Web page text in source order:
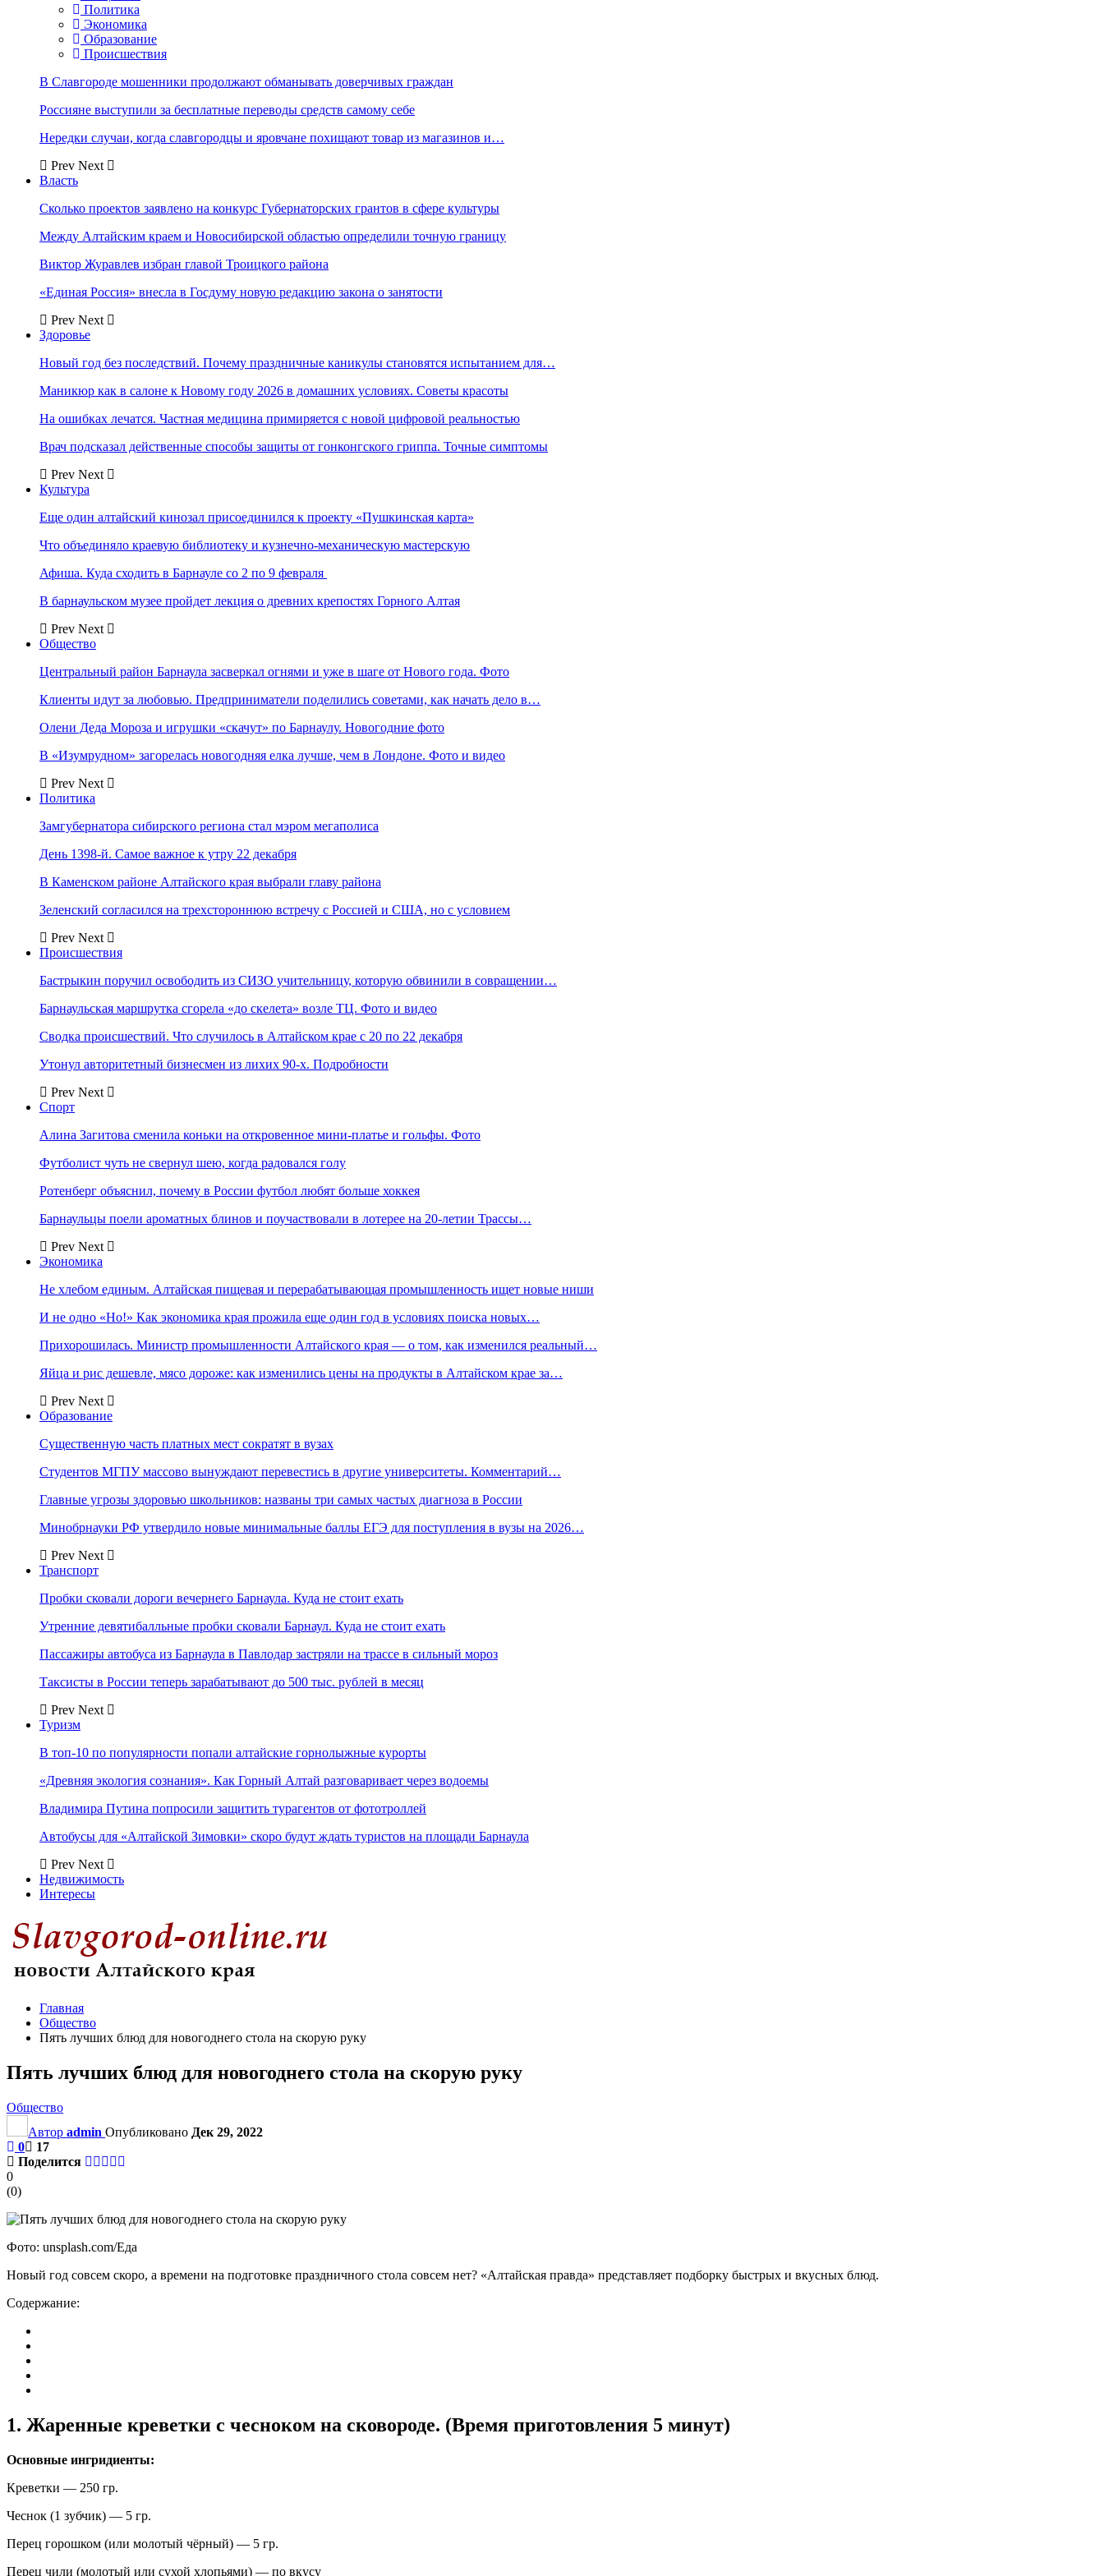
Политика
Экономика
Образование
Происшествия
В Славгороде мошенники продолжают обманывать доверчивых граждан
Россияне выступили за бесплатные переводы средств самому себе
Нередки случаи, когда славгородцы и яровчане похищают товар из магазинов и…
Prev Next
Власть
Сколько проектов заявлено на конкурс Губернаторских грантов в сфере культуры
Между Алтайским краем и Новосибирской областью определили точную границу
Виктор Журавлев избран главой Троицкого района
«Единая Россия» внесла в Госдуму новую редакцию закона о занятости
Prev Next
Здоровье
Новый год без последствий. Почему праздничные каникулы становятся испытанием для…
Маникюр как в салоне к Новому году 2026 в домашних условиях. Советы красоты
На ошибках лечатся. Частная медицина примиряется с новой цифровой реальностью
Врач подсказал действенные способы защиты от гонконгского гриппа. Точные симптомы
Prev Next
Культура
Еще один алтайский кинозал присоединился к проекту «Пушкинская карта»
Что объединяло краевую библиотеку и кузнечно-механическую мастерскую
Афиша. Куда сходить в Барнауле со 2 по 9 февраля
В барнаульском музее пройдет лекция о древних крепостях Горного Алтая
Prev Next
Общество
Центральный район Барнаула засверкал огнями и уже в шаге от Нового года. Фото
Клиенты идут за любовью. Предприниматели поделились советами, как начать дело в…
Олени Деда Мороза и игрушки «скачут» по Барнаулу. Новогодние фото
В «Изумрудном» загорелась новогодняя елка лучше, чем в Лондоне. Фото и видео
Prev Next
Политика
Замгубернатора сибирского региона стал мэром мегаполиса
День 1398-й. Самое важное к утру 22 декабря
В Каменском районе Алтайского края выбрали главу района
Зеленский согласился на трехстороннюю встречу с Россией и США, но с условием
Prev Next
Происшествия
Бастрыкин поручил освободить из СИЗО учительницу, которую обвинили в совращении…
Барнаульская маршрутка сгорела «до скелета» возле ТЦ. Фото и видео
Сводка происшествий. Что случилось в Алтайском крае с 20 по 22 декабря
Утонул авторитетный бизнесмен из лихих 90-х. Подробности
Prev Next
Спорт
Алина Загитова сменила коньки на откровенное мини-платье и гольфы. Фото
Футболист чуть не свернул шею, когда радовался голу
Ротенберг объяснил, почему в России футбол любят больше хоккея
Барнаульцы поели ароматных блинов и поучаствовали в лотерее на 20-летии Трассы…
Prev Next
Экономика
Не хлебом единым. Алтайская пищевая и перерабатывающая промышленность ищет новые ниши
И не одно «Но!» Как экономика края прожила еще один год в условиях поиска новых…
Прихорошилась. Министр промышленности Алтайского края — о том, как изменился реальный…
Яйца и рис дешевле, мясо дороже: как изменились цены на продукты в Алтайском крае за…
Prev Next
Образование
Существенную часть платных мест сократят в вузах
Студентов МГПУ массово вынуждают перевестись в другие университеты. Комментарий…
Главные угрозы здоровью школьников: названы три самых частых диагноза в России
Минобрнауки РФ утвердило новые минимальные баллы ЕГЭ для поступления в вузы на 2026…
Prev Next
Транспорт
Пробки сковали дороги вечернего Барнаула. Куда не стоит ехать
Утренние девятибалльные пробки сковали Барнаул. Куда не стоит ехать
Пассажиры автобуса из Барнаула в Павлодар застряли на трассе в сильный мороз
Таксисты в России теперь зарабатывают до 500 тыс. рублей в месяц
Prev Next
Туризм
В топ-10 по популярности попали алтайские горнолыжные курорты
«Древняя экология сознания». Как Горный Алтай разговаривает через водоемы
Владимира Путина попросили защитить турагентов от фототроллей
Автобусы для «Алтайской Зимовки» скоро будут ждать туристов на площади Барнаула
Prev Next
Недвижимость
Интересы
Главная
Общество
Пять лучших блюд для новогоднего стола на скорую руку
Пять лучших блюд для новогоднего стола на скорую руку
Общество
Автор admin Опубликовано Дек 29, 2022
0
17
Поделится
0
(0)
Фото: unsplash.com/Еда
Новый год совсем скоро, а времени на подготовке праздничного стола совсем нет? «Алтайская правда» представляет подборку быстрых и вкусных блюд.
Содержание:
1. Жаренные креветки с чесноком на сковороде. (Время приготовления 5 минут)
Основные ингридиенты:
Креветки — 250 гр.
Чеснок (1 зубчик) — 5 гр.
Перец горошком (или молотый чёрный) — 5 гр.
Перец чили (молотый или сухой хлопьями) — по вкусу